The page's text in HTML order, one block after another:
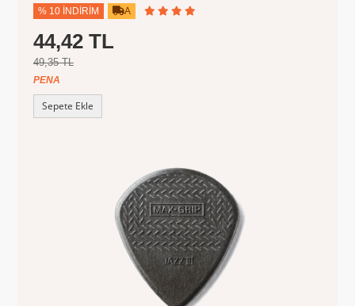
% 10 İNDIRIM A
44,42 TL
49,35 TL
PENA
Sepete Ekle